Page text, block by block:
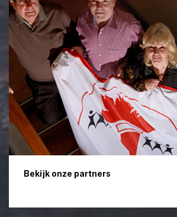
Bekijk onze partners